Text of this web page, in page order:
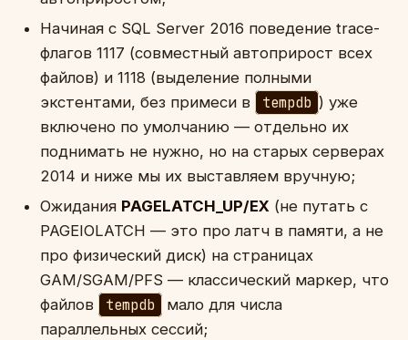
Начиная с SQL Server 2016 поведение trace-
флагов 1117 (совместный автоприрост всех
файлов) и 1118 (выделение полными
экстентами, без примеси в
tempdb ) уже
включено по умолчанию — отдельно их
поднимать не нужно, но на старых серверах
2014 и ниже мы их выставляем вручную;
Ожидания PAGELATCH_UP/EX (не путать с
PAGEIOLATCH — это про латч в памяти, а не
про физический диск) на страницах
GAM/SGAM/PFS — классический маркер, что
файлов
tempdb
мало для числа
параллельных сессий;